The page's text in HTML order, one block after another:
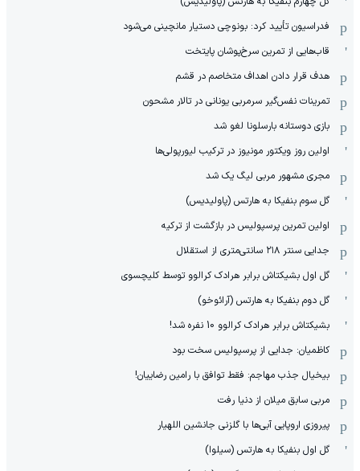
فدراسیون تأیید کرد: بونوچی دستیار مانچینی می‌شود
قاب‌هایی از تمرین سرخ‌پوشان پایتخت
هدف قرار دادن اهداف متخاصم در قشم
‏تمرینات نفس‌گیر سرمربی یونانی در تالار مشحون
بازی دوستانه بارسلونا لغو شد
اولین روز ویکتور مونیوز در ترکیب لیورپولی‌ها
مجری مشهور مربی لیگ یک شد
گل سوم بنفیکا به هارتس (پاولیدیس)
اولین تمرین پرسپولیس در بازگشت از ترکیه
جدایی سنتر ۲۱۸ سانتی‌متری از استقلال
گل اول بشیکتاش برابر هرادک کرالوو توسط کلیچسوی
گل دوم بنفیکا به هارتس (آرائوخو)
بشیکتاش برابر هرادک کرالوو 10 نفره شد!
کاظمیان: جدایی از پرسپولیس سخت بود
بیخیال جذب مهاجم: فقط توافق با رامین رضاییان!
مربی سابق میلان از دنیا رفت
پیروزی اروپایی آبی‌ها با گلزنی جانشین اللهیار
گل اول بنفیکا به هارتس (سیلوا)